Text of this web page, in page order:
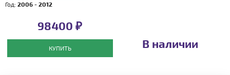
Год: 2006 - 2012
98400 ₽
КУПИТЬ В наличии